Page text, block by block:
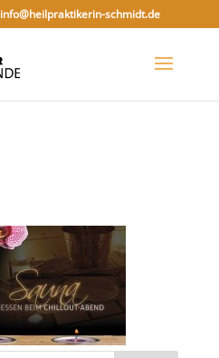
info@heilpraktikerin-schmidt.de